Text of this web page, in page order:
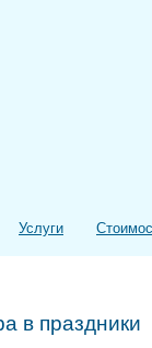
Услуги
в праздники